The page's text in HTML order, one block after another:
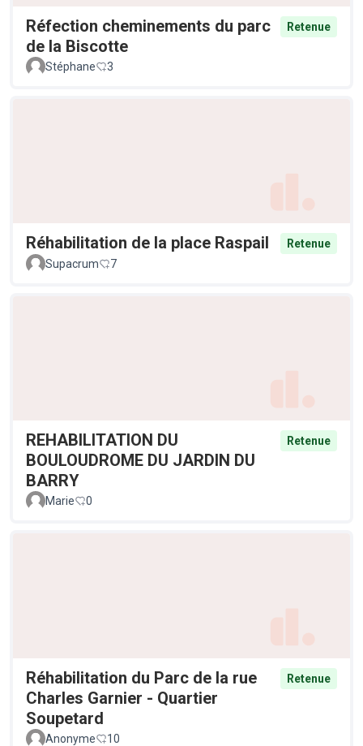
Réfection cheminements du parc
de la Biscotte
Retenue
Stéphane 3
Réhabilitation de la place Raspail
Retenue
Supacrum
7
REHABILITATION DU
BOULOUDROME DU JARDIN DU
BARRY
Retenue
Marie 0
Réhabilitation du Parc de la rue
Charles Garnier - Quartier
Soupetard
Retenue
Anonyme 10